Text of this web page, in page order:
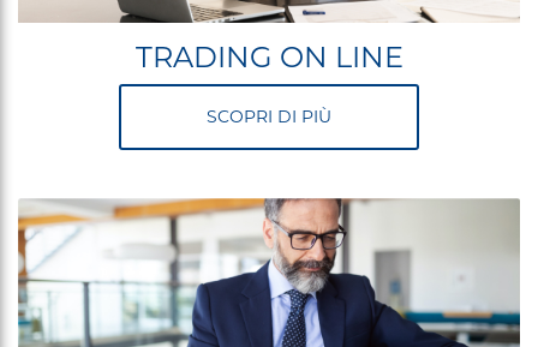
TRADING ON LINE
SCOPRI DI PIÙ